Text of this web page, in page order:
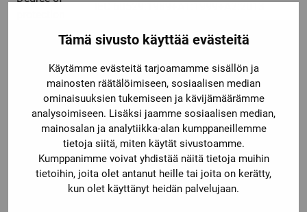
Tämä sivusto käyttää evästeitä
Käytämme evästeitä tarjoamamme sisällön ja
mainosten räätälöimiseen, sosiaalisen median
ominaisuuksien tukemiseen ja kävijämäärämme
analysoimiseen. Lisäksi jaamme sosiaalisen median,
mainosalan ja analytiikka-alan kumppaneillemme
tietoja siitä, miten käytät sivustoamme.
Kumppanimme voivat yhdistää näitä tietoja muihin
tietoihin, joita olet antanut heille tai joita on kerätty,
kun olet käyttänyt heidän palvelujaan.
Functional
IEC/EN 61508:2010
EN 60947-5-6:2000
Ambient conditions
Ambient
temperature
-20 … 70 °C (-4 … 158 °F)
Mechanical specifications
protection
IP20
Connection
screw terminals
approx. 150 g